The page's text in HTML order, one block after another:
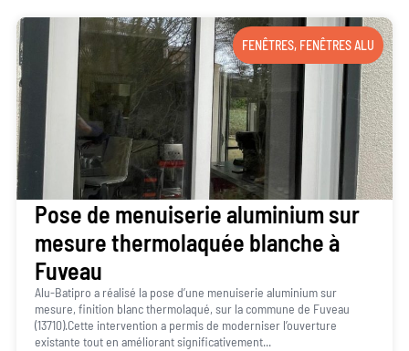
FENÊTRES, FENÊTRES ALU
Pose de menuiserie aluminium sur
mesure thermolaquée blanche à
Fuveau
Alu-Batipro a réalisé la pose d’une menuiserie aluminium sur
mesure, finition blanc thermolaqué, sur la commune de Fuveau
(13710).Cette intervention a permis de moderniser l’ouverture
existante tout en améliorant significativement...